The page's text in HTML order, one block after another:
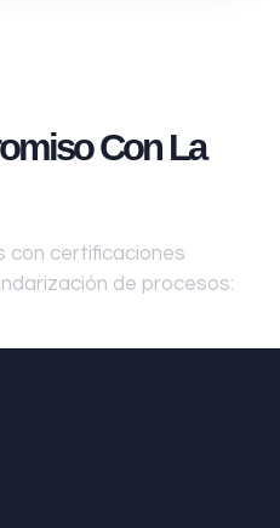
Con La
con certificaciones
de procesos: